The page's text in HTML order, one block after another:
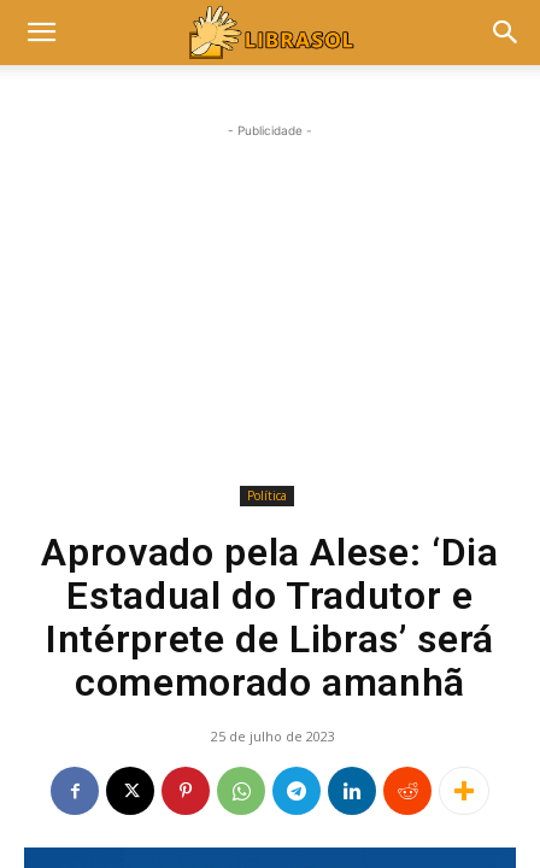
- Publicidade -
Política
Aprovado pela Alese: ‘Dia
Estadual do Tradutor e
Intérprete de Libras’ será
comemorado amanhã
25 de julho de 2023